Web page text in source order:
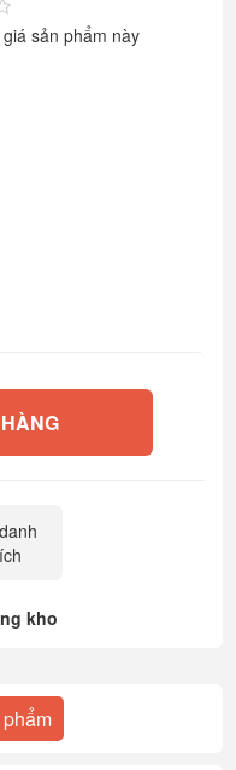
sản phẩm này
kho